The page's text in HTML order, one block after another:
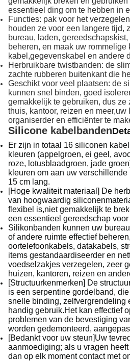
essentieel ding om te hebben in
Functies: pak voor het
houden ze voor een langere tijd,
bureau, laden,
beheren, en maak uw rommelige
kabel,gegevenskabel en andere
Herbruikbare twistbanden: de
zachte rubberen buitenkant die
Geschikt voor veel plaatsen: de
kunnen snel binden, goed
gemakkelijk te gebruiken, dus ze
thuis, kantoor, reizen en meer,uw
organiserder en efficiënter te
Silicone kabelbanden
Er zijn in totaal 16 siliconen
kleuren (appelgroen, ei geel,
roze, lotusblaadgroen, jade
kleuren om aan uw
15 cm lang.
[Hoge kwaliteit materiaal] De
van hoogwaardig
flexibel is,niet gemakkelijk te
een essentieel gereedschap
Silikonbanden kunnen uw
of andere ruimte effectief
oortelefoonkabels, datakabels,
items gestandaardiseerder en
voedselzakjes verzegelen, zeer
huizen, kantoren, reizen en
[Structuurkenmerken] De
is een serpentine gordelband,
snelle binding, zelfvergrendeling
handig gebruik.Het kan effectief
problemen van de bevestiging
worden gedemonteerd,
[Bedankt voor uw steun]Uw
aanmoediging; als u vragen
dan op elk moment contact met